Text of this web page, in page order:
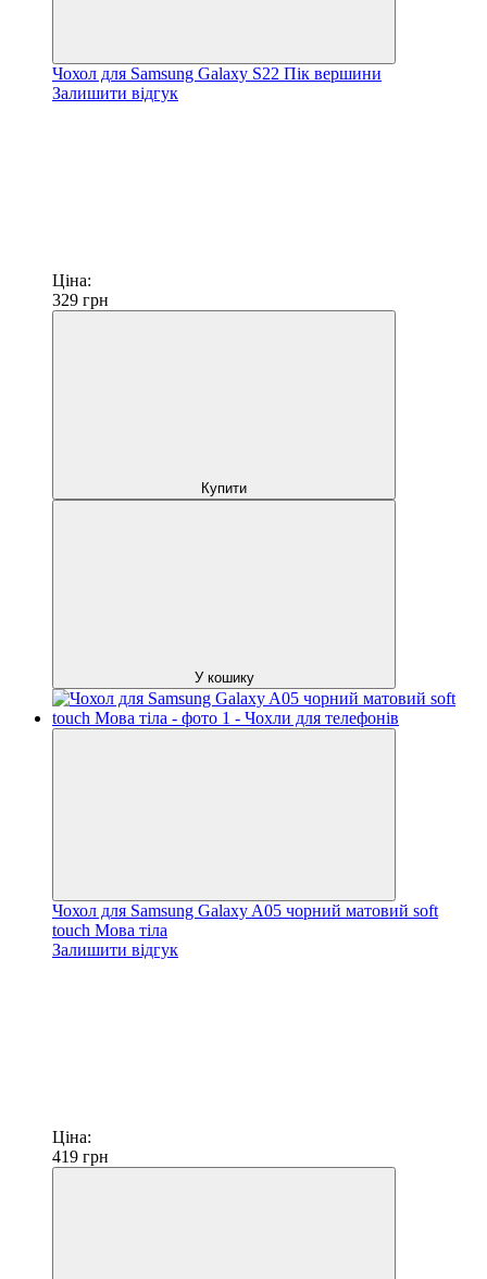
Чохол для Samsung Galaxy S22 Пік вершини
Залишити відгук
Ціна:
329 грн
Купити
У кошику
Чохол для Samsung Galaxy A05 чорний матовий soft
touch Мова тіла
Залишити відгук
Ціна:
419 грн